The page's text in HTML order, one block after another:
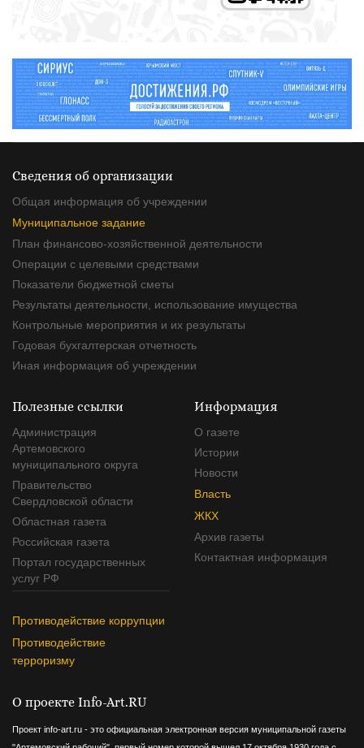
Сведения об организации
Общая информация об учреждении
Муниципальное задание
План финансово-хозяйственной деятельности
Операции с целевыми средствами
Показатели бюджетной сметы
Результаты деятельности, использование имущества
Контрольные мероприятия и их результаты
Годовая бухгалтерская отчетность
Иная информация об учреждении
Полезные ссылки
Администрация
Артемовского
муниципального округа
Правительство
Свердловской области
Областная газета
Российская газета
Портал государственных
услуг РФ
Противодействие коррупции
Противодействие
терроризму
Информация
О газете
Истории
Новости
Власть
ЖКХ
Архив газеты
Контактная информация
О проекте Info-Art.RU
Проект info-art.ru - это официальная электронная версия муниципальной газеты